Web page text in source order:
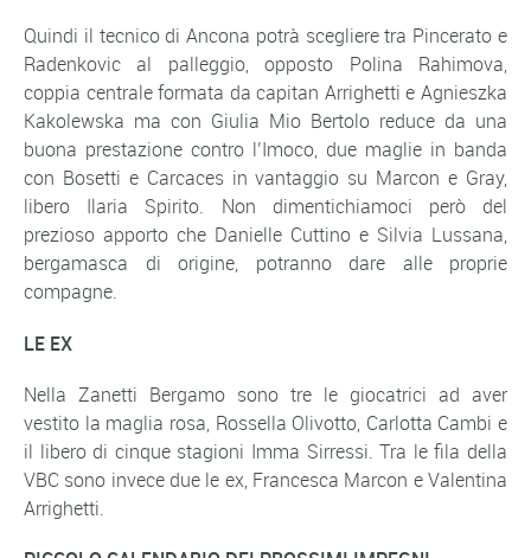
Quindi il tecnico di Ancona potrà scegliere tra Pincerato e
Radenkovic al palleggio, opposto Polina Rahimova,
coppia centrale formata da capitan Arrighetti e Agnieszka
Kakolewska ma con Giulia Mio Bertolo reduce da una
buona prestazione contro l’Imoco, due maglie in banda
con Bosetti e Carcaces in vantaggio su Marcon e Gray,
libero Ilaria Spirito. Non dimentichiamoci però del
prezioso apporto che Danielle Cuttino e Silvia Lussana,
bergamasca di origine, potranno dare alle proprie
compagne.
LE EX
Nella Zanetti Bergamo sono tre le giocatrici ad aver
vestito la maglia rosa, Rossella Olivotto, Carlotta Cambi e
il libero di cinque stagioni Imma Sirressi. Tra le fila della
VBC sono invece due le ex, Francesca Marcon e Valentina
Arrighetti.